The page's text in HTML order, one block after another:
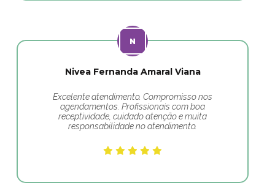
Nivea Fernanda Amaral Viana
Excelente atendimento. Compromisso nos
agendamentos. Profissionais com boa
receptividade, cuidado atenção e muita
responsabilidade no atendimento.